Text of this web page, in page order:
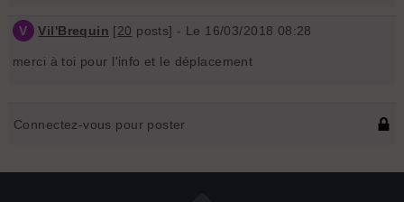
V Vil'Brequin [20 posts] - Le 16/03/2018 08:28
merci à toi pour l'info et le déplacement
Connectez-vous pour poster